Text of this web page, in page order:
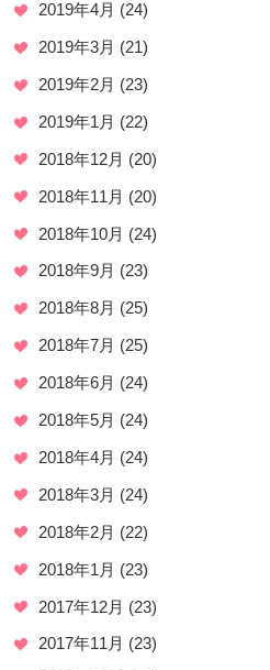
2019年4月 (24)
2019年3月 (21)
2019年2月 (23)
2019年1月 (22)
2018年12月 (20)
2018年11月 (20)
2018年10月 (24)
2018年9月 (23)
2018年8月 (25)
2018年7月 (25)
2018年6月 (24)
2018年5月 (24)
2018年4月 (24)
2018年3月 (24)
2018年2月 (22)
2018年1月 (23)
2017年12月 (23)
2017年11月 (23)